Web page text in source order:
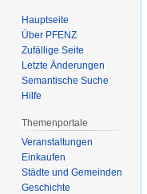
Hauptseite
Über PFENZ
Zufällige Seite
Letzte Änderungen
Semantische Suche
Hilfe
Themenportale
Veranstaltungen
Einkaufen
Städte und Gemeinden
Geschichte